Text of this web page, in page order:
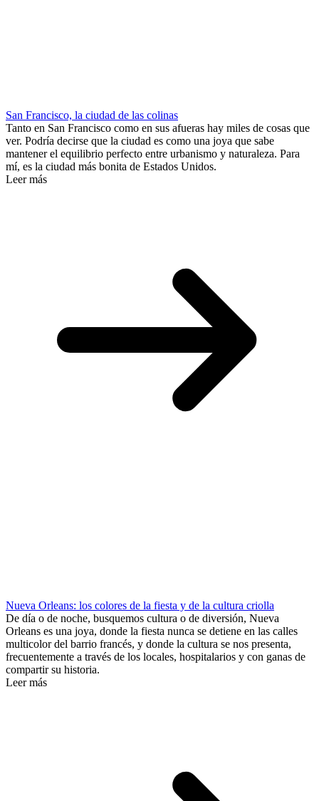
San Francisco, la ciudad de las colinas
Tanto en San Francisco como en sus afueras hay miles de cosas que
ver. Podría decirse que la ciudad es como una joya que sabe
mantener el equilibrio perfecto entre urbanismo y naturaleza. Para
mí, es la ciudad más bonita de Estados Unidos.
Leer más
Nueva Orleans: los colores de la fiesta y de la cultura criolla
De día o de noche, busquemos cultura o de diversión, Nueva
Orleans es una joya, donde la fiesta nunca se detiene en las calles
multicolor del barrio francés, y donde la cultura se nos presenta,
frecuentemente a través de los locales, hospitalarios y con ganas de
compartir su historia.
Leer más